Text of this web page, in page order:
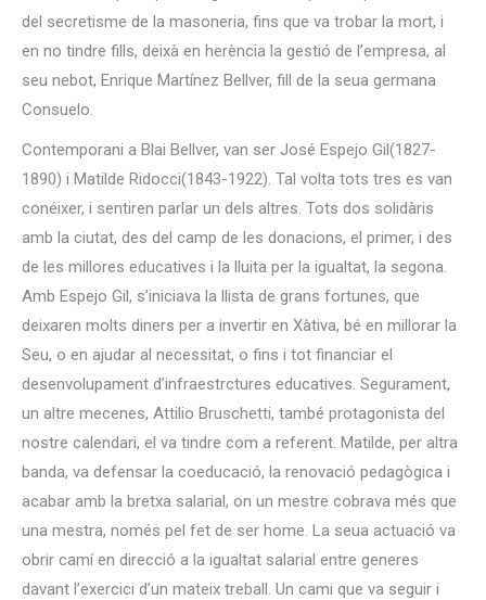
del secretisme de la masoneria, fins que va trobar la mort, i
en no tindre fills, deixà en herència la gestió de l’empresa, al
seu nebot, Enrique Martínez Bellver, fill de la seua germana
Consuelo.
Contemporani a Blai Bellver, van ser José Espejo Gil(1827-
1890) i Matilde Ridocci(1843-1922). Tal volta tots tres es van
conéixer, i sentiren parlar un dels altres. Tots dos solidàris
amb la ciutat, des del camp de les donacions, el primer, i des
de les millores educatives i la lluita per la igualtat, la segona.
Amb Espejo Gil, s’iniciava la llista de grans fortunes, que
deixaren molts diners per a invertir en Xàtiva, bé en millorar la
Seu, o en ajudar al necessitat, o fins i tot financiar el
desenvolupament d’infraestrctures educatives. Segurament,
un altre mecenes, Attilio Bruschetti, també protagonista del
nostre calendari, el va tindre com a referent. Matilde, per altra
banda, va defensar la coeducació, la renovació pedagògica i
acabar amb la bretxa salarial, on un mestre cobrava més que
una mestra, només pel fet de ser home. La seua actuació va
obrir camí en direcció a la igualtat salarial entre generes
davant l’exercici d’un mateix treball. Un cami que va seguir i